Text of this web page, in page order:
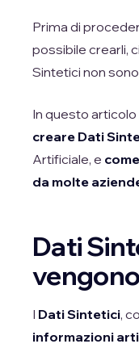
Prima di
possibile crearli,
Sintetici non
In questo
creare Dati
Artificiale, e
da molte
Dati
I Dati Sintetici,
informazioni